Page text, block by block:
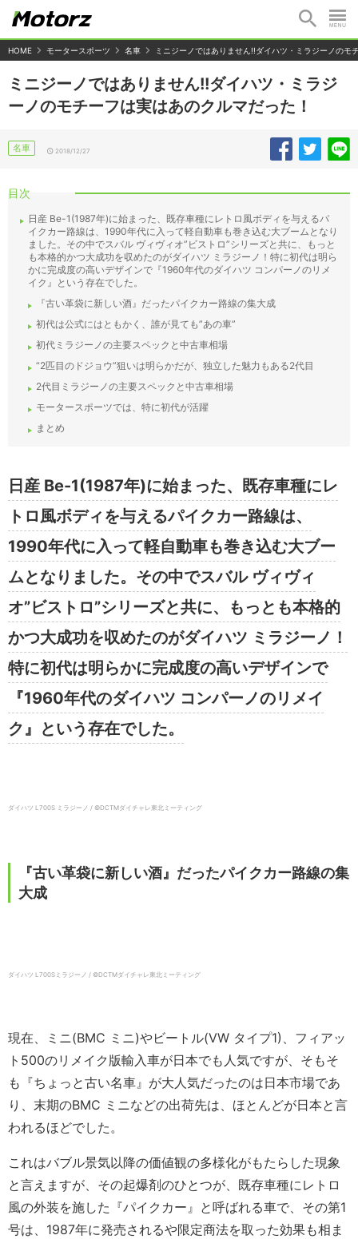
HOME モータースポーツ 名車 ミニジーノではありません!!ダイハツ・ミラジーノのモ
ミニジーノではありません!!ダイハツ・ミラジ
ーノのモチーフは実はあのクルマだった！
名車 2018/12/27
目次
日産 Be-1(1987年)に始まった、既存車種にレトロ風ボディを与えるパ
イクカー路線は、1990年代に入って軽自動車も巻き込む大ブームとなり
ました。その中でスバル ヴィヴィオ”ビストロ”シリーズと共に、もっと
も本格的かつ大成功を収めたのがダイハツ ミラジーノ！特に初代は明ら
かに完成度の高いデザインで『1960年代のダイハツ コンパーノのリメ
イク』という存在でした。
『古い革袋に新しい酒』だったパイクカー路線の集大成
初代は公式にはともかく、誰が見ても”あの車”
初代ミラジーノの主要スペックと中古車相場
“2匹目のドジョウ”狙いは明らかだが、独立した魅力もある2代目
2代目ミラジーノの主要スペックと中古車相場
モータースポーツでは、特に初代が活躍
まとめ
日産 Be-1(1987年)に始まった、既存車種にレ
トロ風ボディを与えるパイクカー路線は、
1990年代に入って軽自動車も巻き込む大ブー
ムとなりました。その中でスバル ヴィヴィ
オ”ビストロ”シリーズと共に、もっとも本格的
かつ大成功を収めたのがダイハツ ミラジーノ！
特に初代は明らかに完成度の高いデザインで
『1960年代のダイハツ コンパーノのリメイ
ク』という存在でした。
ダイハツ L700S ミラジーノ / ©DCTMダイチャレ東北ミーティング
『古い革袋に新しい酒』だったパイクカー路線の集
大成
ダイハツ L700Sミラジーノ / ©DCTMダイチャレ東北ミーティング
現在、ミニ(BMC ミニ)やビートル(VW タイプ1)、フィアッ
ト500のリメイク版輸入車が日本でも人気ですが、そもそ
も『ちょっと古い名車』が大人気だったのは日本市場であ
り、末期のBMC ミニなどの出荷先は、ほとんどが日本と言
われるほどでした。
これはバブル景気以降の価値観の多様化がもたらした現象
と言えますが、その起爆剤のひとつが、既存車種にレトロ
風の外装を施した『パイクカー』と呼ばれる車で、その第1
号は、1987年に発売されるや限定商法を取った効果も相ま